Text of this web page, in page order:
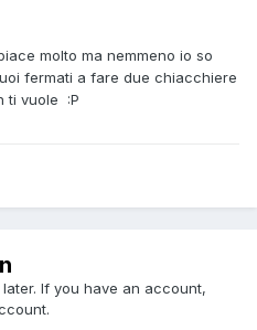
molto ma nemmeno io so
fermati a fare due chiacchiere
ti vuole :P
If you have an account,